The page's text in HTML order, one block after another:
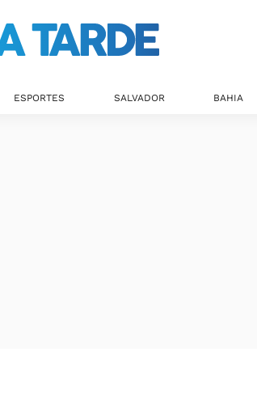
ESPORTES SALVADOR BAHIA